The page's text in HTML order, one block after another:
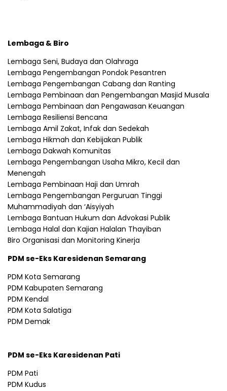
Lembaga & Biro
Lembaga Seni, Budaya dan Olahraga
Lembaga Pengembangan Pondok Pesantren
Lembaga Pengembangan Cabang dan Ranting
Lembaga Pembinaan dan Pengembangan Masjid Musala
Lembaga Pembinaan dan Pengawasan Keuangan
Lembaga Resiliensi Bencana
Lembaga Amil Zakat, Infak dan Sedekah
Lembaga Hikmah dan Kebijakan Publik
Lembaga Dakwah Komunitas
Lembaga Pengembangan Usaha Mikro, Kecil dan
Menengah
Lembaga Pembinaan Haji dan Umrah
Lembaga Pengembangan Perguruan Tinggi
Muhammadiyah dan ‘Aisyiyah
Lembaga Bantuan Hukum dan Advokasi Publik
Lembaga Halal dan Kajian Halalan Thayiban
Biro Organisasi dan Monitoring Kinerja
PDM se-Eks Karesidenan Semarang
PDM Kota Semarang
PDM Kabupaten Semarang
PDM Kendal
PDM Kota Salatiga
PDM Demak
PDM se-Eks Karesidenan Pati
PDM Pati
PDM Kudus